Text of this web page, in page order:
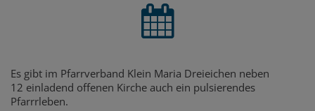
Es gibt im Pfarrverband Klein Maria Dreieichen neben
12 einladend offenen Kirche auch ein pulsierendes
Pfarrrleben.